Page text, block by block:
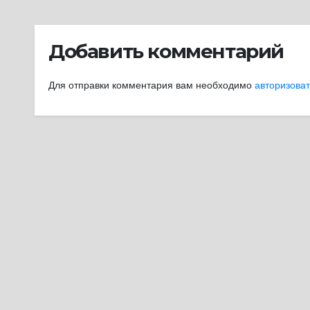
Добавить комментарий
Для отправки комментария вам необходимо